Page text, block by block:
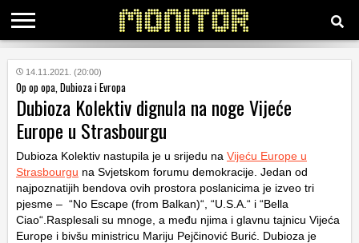
KATEGORIJE
HRVATSKI
WEB
14.11.2021. (20:00)
Op op opa, Dubioza i Evropa
Dubioza Kolektiv dignula na noge Vijeće
Europe u Strasbourgu
Dubioza Kolektiv nastupila je u srijedu na Vijeću Europe u
Strasbourgu na Svjetskom forumu demokracije. Jedan od
najpoznatijih bendova ovih prostora poslanicima je izveo tri
pjesme – “No Escape (from Balkan)“, “U.S.A.“ i “Bella
Ciao“.Rasplesali su mnoge, a među njima i glavnu tajnicu Vijeća
Europe i bivšu ministricu Mariju Pejčinović Burić. Dubioza je